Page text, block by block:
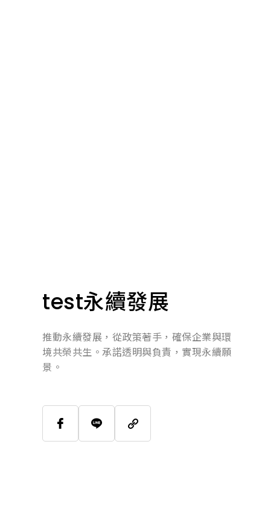
test永續發展
推動永續發展，從政策著手，確保企業與環
境共榮共生。承諾透明與負責，實現永續願
景。